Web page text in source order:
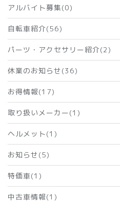
アルバイト募集(0)
自転車紹介(56)
パーツ・アクセサリー紹介(2)
休業のお知らせ(36)
お得情報(17)
取り扱いメーカー(1)
ヘルメット(1)
お知らせ(5)
特価車(1)
中古車情報(1)